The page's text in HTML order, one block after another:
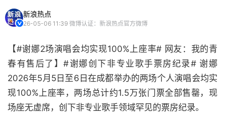
新浪热点
26-05-06 11:39 微博认证：新浪热点官方微博
【#谢娜2场演唱会均实现100%上座率# 网友：我的青
春有售后了】#谢娜创下非专业歌手票房纪录# 谢娜
2026年5月5日至6日在成都举办的两场个人演唱会均实
现100%上座率，两场总计约1.5万张门票全部售罄，现
场座无虚席，创下非专业歌手领域罕见的票房纪录。